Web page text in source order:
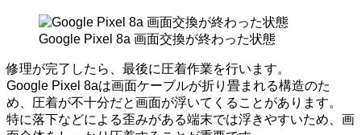
Google Pixel 8a 画面交換が終わった状態
修理が完了したら、最後に圧着作業を行います。
Google Pixel 8aは画面ケーブルが折り畳まれる構造のた
め、圧着が不十分だと画面が浮いてくることがあります。
特に落下などによる歪みがある端末では浮きやすいため、画